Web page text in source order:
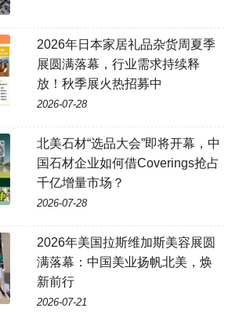
2026年日本家居礼品杂货周夏季
展圆满落幕，行业需求持续释
放！秋季展火热招募中
2026-07-28
北美石材“选品大会”即将开幕，中
国石材企业如何借Coverings抢占
千亿增量市场？
2026-07-28
2026年美国拉斯维加斯美容展圆
满落幕：中国美业扬帆北美，焕
新前行
2026-07-21